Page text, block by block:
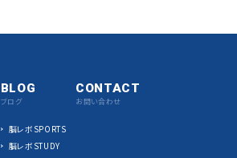
BLOG
ブログ
脳レボSPORTS
脳レボSTUDY
CONTACT
お問い合わせ